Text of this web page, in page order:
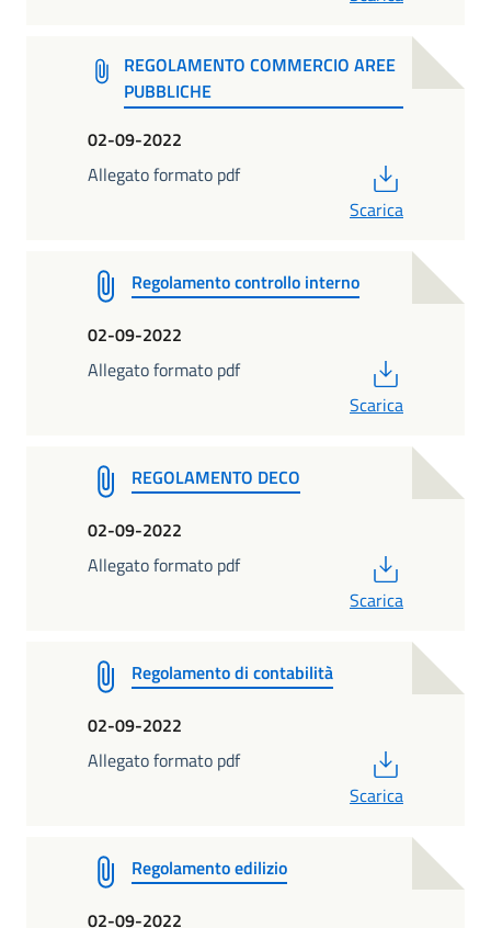
REGOLAMENTO COMMERCIO AREE
PUBBLICHE
02-09-2022
Allegato formato pdf
Scarica
Regolamento controllo interno
02-09-2022
Allegato formato pdf
Scarica
REGOLAMENTO DECO
02-09-2022
Allegato formato pdf
Scarica
Regolamento di contabilità
02-09-2022
Allegato formato pdf
Scarica
Regolamento edilizio
02-09-2022